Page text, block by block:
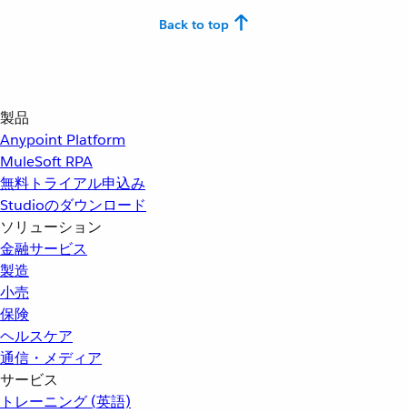
Back to top
製品
Anypoint Platform
MuleSoft RPA
無料トライアル申込み
Studioのダウンロード
ソリューション
金融サービス
製造
小売
保険
ヘルスケア
通信・メディア
サービス
トレーニング (英語)